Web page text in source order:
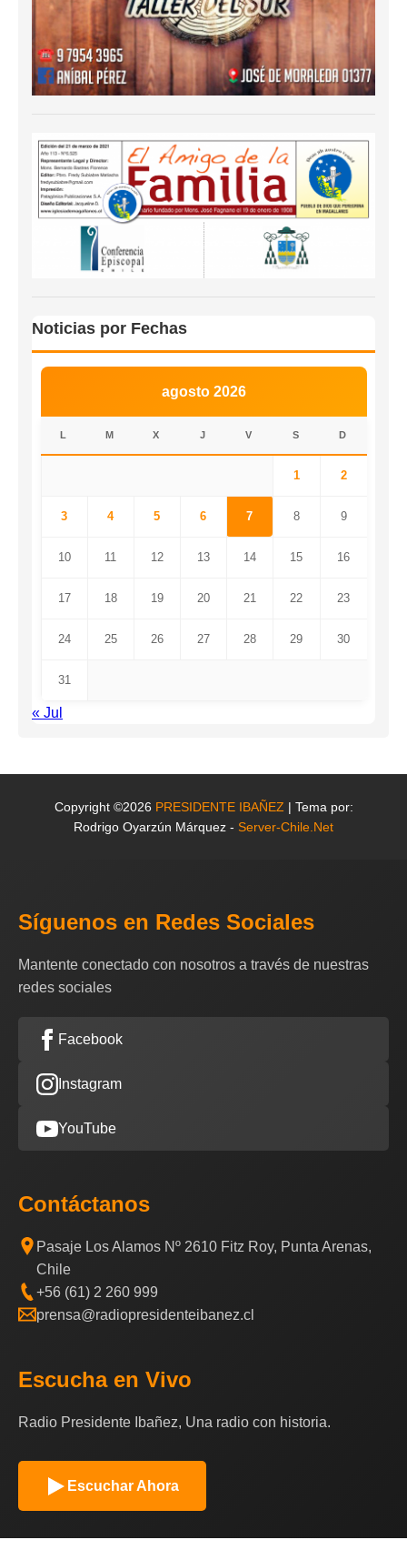
Noticias por Fechas
agosto 2026
L M X J V S D
1 2
3 4 5 6 7 8 9
10 11 12 13 14 15 16
17 18 19 20 21 22 23
24 25 26 27 28 29 30
31
« Jul
Copyright ©2026 PRESIDENTE IBAÑEZ | Tema por:
Rodrigo Oyarzún Márquez - Server-Chile.Net
Síguenos en Redes Sociales
Mantente conectado con nosotros a través de nuestras
redes sociales
Facebook
Instagram
YouTube
Contáctanos
Pasaje Los Alamos Nº 2610 Fitz Roy, Punta Arenas,
Chile
+56 (61) 2 260 999
prensa@radiopresidenteibanez.cl
Escucha en Vivo
Radio Presidente Ibañez, Una radio con historia.
Escuchar Ahora